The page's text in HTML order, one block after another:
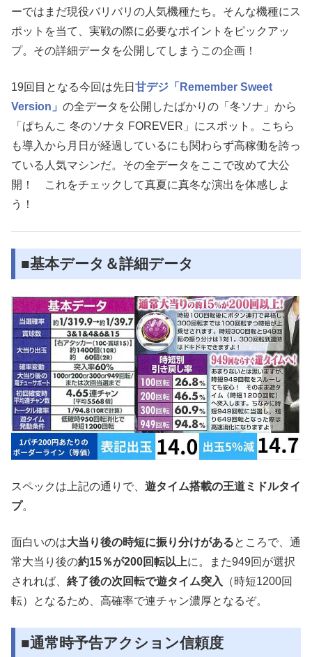
ーではまだ現役バリバリの人気機種たち。そんな機種にス
ポットを当て、実戦の際に必要なポイントをピックアッ
プ。その詳細データを公開してしまうこの企画！
19回目となる今回は先日 甘デジ「Remember Sweet
Version」 の全データを公開したばかりの「冬ソナ」から
「ぱちんこ 冬のソナタ FOREVER」にスポット。こちら
も導入から月日が経過しているにも関わらず高稼働を誇っ
ている人気マシンだ。その全データをここで改めて大公
開！ これをチェックして真夏に真冬な演出を体感しよ
う！
■基本データ＆詳細データ
スペックは上記の通りで、 遊タイム搭載の王道ミドルタイ
プ。
面白いのは大当り後の時短に振り分けがあるところで、通
常大当り後の約15％が200回転以上に。また949回が選択
されれば、 終了後の次回転で遊タイム突入
（時短1200回
転）となるため、高確率で連チャン濃厚となるぞ。
■通常時予告アクション信頼度